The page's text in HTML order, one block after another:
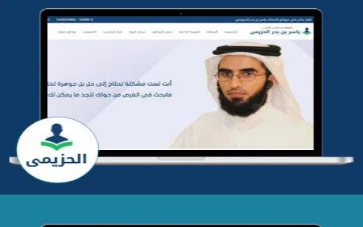
تطوير موقع المدرب ياسر الحزيمي
التفاصيل